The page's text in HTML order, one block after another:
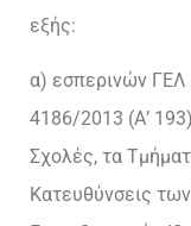
εξής:
α) εσπερινών ΓΕΛ
4186/2013 (Α’
Σχολές, τα
Κατευθύνσεις